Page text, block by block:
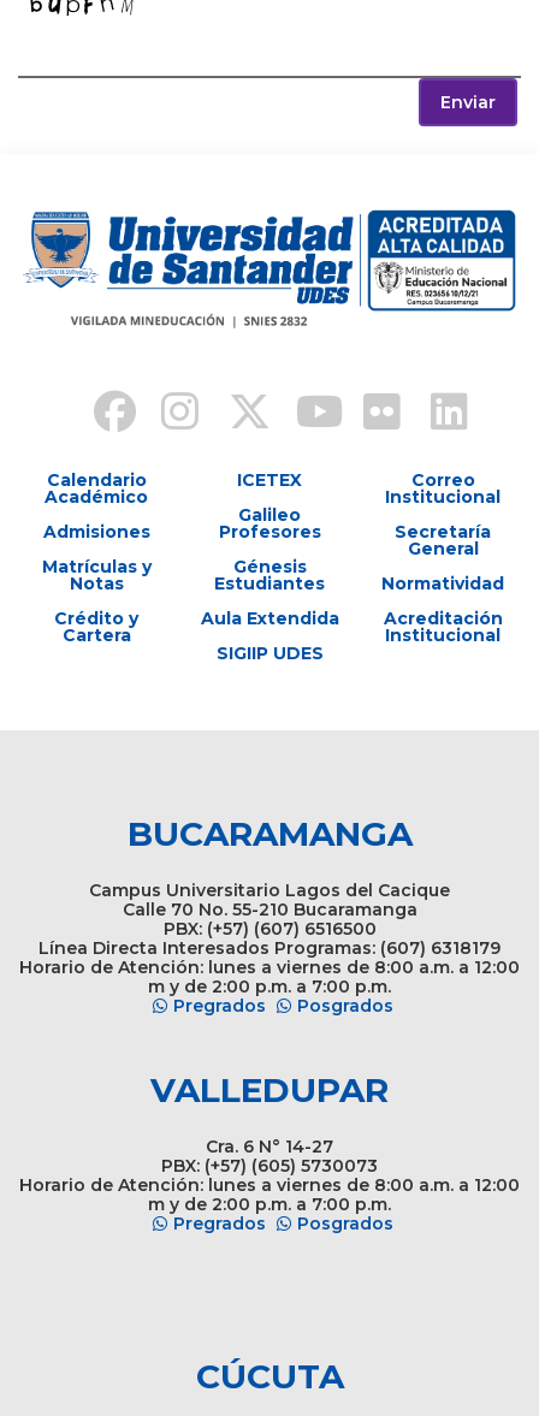
Enviar
Calendario
Académico
Admisiones
Matrículas y
Notas
Crédito y
Cartera
ICETEX
Galileo
Profesores
Génesis
Estudiantes
Aula Extendida
SIGIIP UDES
Correo
Institucional
Secretaría
General
Normatividad
Acreditación
Institucional
BUCARAMANGA
Campus Universitario Lagos del Cacique
Calle 70 No. 55-210 Bucaramanga
PBX: (+57) (607) 6516500
Línea Directa Interesados Programas: (607) 6318179
Horario de Atención: lunes a viernes de 8:00 a.m. a 12:00
m y de 2:00 p.m. a 7:00 p.m.
Pregrados
Posgrados
VALLEDUPAR
Cra. 6 N° 14-27
PBX: (+57) (605) 5730073
Horario de Atención: lunes a viernes de 8:00 a.m. a 12:00
m y de 2:00 p.m. a 7:00 p.m.
Pregrados
Posgrados
CÚCUTA